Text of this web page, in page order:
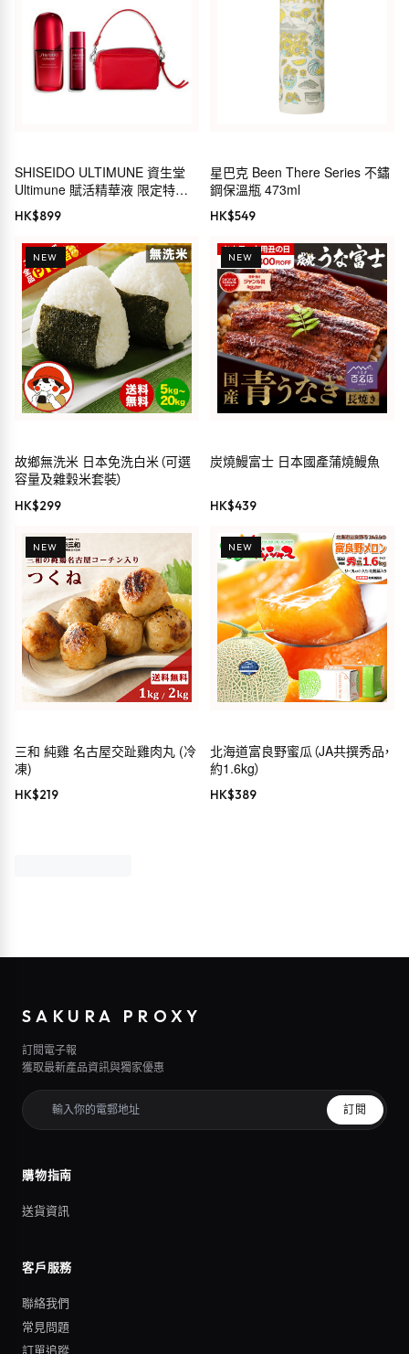
SHISEIDO ULTIMUNE 資生堂
Ultimune 賦活精華液 限定特別
套裝
HK$899
星巴克 Been There Series 不鏽
鋼保溫瓶 473ml
HK$549
NEW
故鄉無洗米 日本免洗白米（可選
容量及雜穀米套裝）
HK$299
NEW
炭燒鰻富士 日本國產蒲燒鰻魚
HK$439
NEW
三和 純雞 名古屋交趾雞肉丸 (冷
凍)
HK$219
NEW
北海道富良野蜜瓜（JA共撰秀品，
約1.6kg）
HK$389
SAKURA PROXY
訂閱電子報
獲取最新產品資訊與獨家優惠
訂閱
購物指南
送貨資訊
客戶服務
聯絡我們
常見問題
訂單追蹤